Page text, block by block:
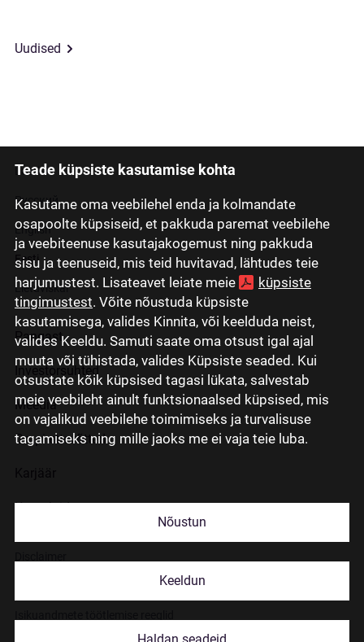
Teade küpsiste kasutamise kohta
Kasutame oma veebilehel enda ja kolmandate
osapoolte küpsiseid, et pakkuda paremat veebilehe
ja veebiteenuse kasutajakogemust ning pakkuda
sisu ja teenuseid, mis teid huvitavad, lähtudes teie
harjumustest. Lisateavet leiate meie
küpsiste
tingimustest. Võite nõustuda küpsiste
kasutamisega, valides Kinnita, või keelduda neist,
valides Keeldu. Samuti saate oma otsust igal ajal
muuta või tühistada, valides Küpsiste seaded. Kui
otsustate kõik küpsised tagasi lükata, salvestab
meie veebileht ainult funktsionaalsed küpsised, mis
on vajalikud veebilehe toimimiseks ja turvalisuse
tagamiseks ning mille jaoks me ei vaja teie luba.
Nõustun
Keeldun
Uudised
Latviski
Русский
English
Eesti
Lietuviškai
Pangast
Investorsuhted
Meedia
Grupi ettevõtted
Kontaktid